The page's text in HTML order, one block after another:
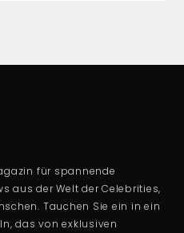
für spannende
aus der Welt der Celebrities,
Tauchen Sie ein in ein
das von exklusiven